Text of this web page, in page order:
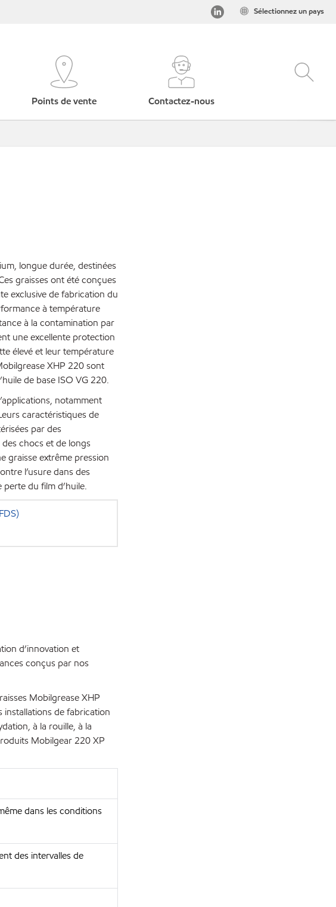
Sélectionnez un pays
Points de vente Contactez-nous
longue durée, destinées
graisses ont été conçues
exclusive de fabrication du
à température
à la contamination par
une excellente protection
élevé et leur température
XHP 220 sont
de base ISO VG 220.
notamment
caractéristiques de
par des
chocs et de longs
graisse extrême pression
l’usure dans des
du film d’huile.
d’innovation et
conçus par nos
Mobilgrease XHP
de fabrication
à la rouille, à la
Mobilgear 220 XP
dans les conditions
des intervalles de